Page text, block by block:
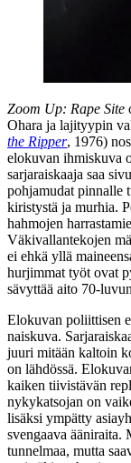
Zoom Up: Rape Site
Ohara ja lajityypin
the Ripper, 1976)
elokuvan ihmiskuva
sarjaraiskaaja saa
pohjamudat pinnalle
kiristystä ja murhia.
hahmojen
Väkivallantekojen
ei ehkä yllä
hurjimmat työt ovat
sävyttää aito
Elokuvan poliittisen
naiskuva.
juuri mitään kaltoin
on lähdössä.
kaiken tiivistävän
nykykatsojan on
lisäksi ympätty
svengaava
tunnelmaa, mutta